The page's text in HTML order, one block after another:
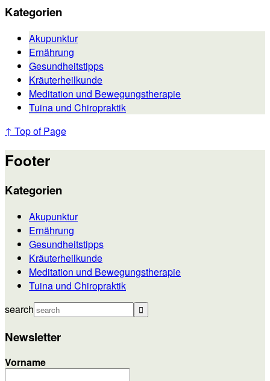
Kategorien
Akupunktur
Ernährung
Gesundheitstipps
Kräuterheilkunde
Meditation und Bewegungstherapie
Tuina und Chiropraktik
↑ Top of Page
Footer
Kategorien
Akupunktur
Ernährung
Gesundheitstipps
Kräuterheilkunde
Meditation und Bewegungstherapie
Tuina und Chiropraktik
search
Newsletter
Vorname